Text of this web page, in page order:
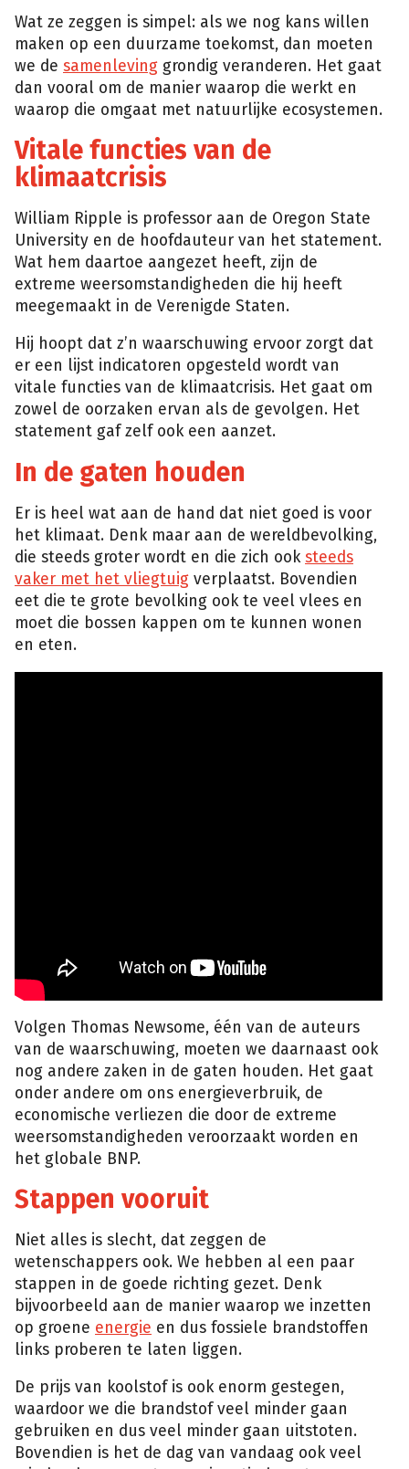
Wat ze zeggen is simpel: als we nog kans willen
maken op een duurzame toekomst, dan moeten
we de samenleving grondig veranderen. Het gaat
dan vooral om de manier waarop die werkt en
waarop die omgaat met natuurlijke ecosystemen.
Vitale functies van de
klimaatcrisis
William Ripple is professor aan de Oregon State
University en de hoofdauteur van het statement.
Wat hem daartoe aangezet heeft, zijn de
extreme weersomstandigheden die hij heeft
meegemaakt in de Verenigde Staten.
Hij hoopt dat z’n waarschuwing ervoor zorgt dat
er een lijst indicatoren opgesteld wordt van
vitale functies van de klimaatcrisis. Het gaat om
zowel de oorzaken ervan als de gevolgen. Het
statement gaf zelf ook een aanzet.
In de gaten houden
Er is heel wat aan de hand dat niet goed is voor
het klimaat. Denk maar aan de wereldbevolking,
die steeds groter wordt en die zich ooksteeds
vaker met het vliegtuig verplaatst. Bovendien
eet die te grote bevolking ook te veel vlees en
moet die bossen kappen om te kunnen wonen
en eten.
Volgen Thomas Newsome, één van de auteurs
van de waarschuwing, moeten we daarnaast ook
nog andere zaken in de gaten houden. Het gaat
onder andere om ons energieverbruik, de
economische verliezen die door de extreme
weersomstandigheden veroorzaakt worden en
het globale BNP.
Stappen vooruit
Niet alles is slecht, dat zeggen de
wetenschappers ook. We hebben al een paar
stappen in de goede richting gezet. Denk
bijvoorbeeld aan de manier waarop we inzetten
op groene energie en dus fossiele brandstoffen
links proberen te laten liggen.
De prijs van koolstof is ook enorm gestegen,
waardoor we die brandstof veel minder gaan
gebruiken en dus veel minder gaan uitstoten.
Bovendien is het de dag van vandaag ook veel